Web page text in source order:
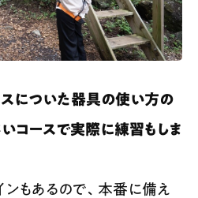
についた器具の使い方の
コースで実際に練習もしま
ンもあるので、本番に備え